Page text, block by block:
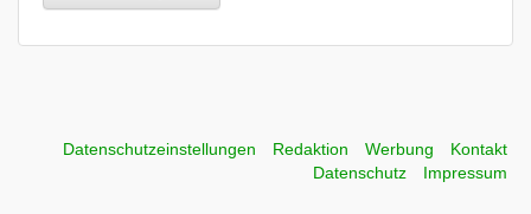
Datenschutzeinstellungen Redaktion Werbung
Kontakt
Datenschutz
Impressum